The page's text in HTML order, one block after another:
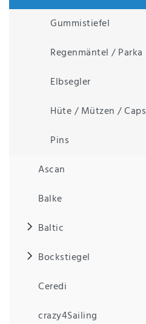
Gummistiefel
Regenmäntel / Parka
Elbsegler
Hüte / Mützen / Caps
Pins
Ascan
Balke
Baltic
Bockstiegel
Ceredi
crazy4Sailing
ich, dass
Daten­
erklärung
habe.
Anf
rag
sen